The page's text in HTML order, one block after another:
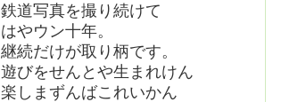
鉄道写真を撮り続けて
はやウン十年。
継続だけが取り柄です。
遊びをせんとや生まれけん
楽しまずんばこれいかん